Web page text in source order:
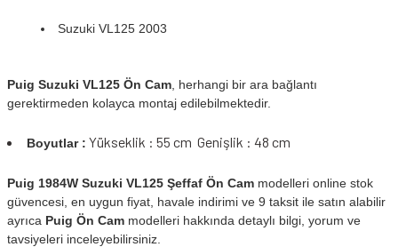
Suzuki VL125 2003
Puig Suzuki VL125 Ön Cam , herhangi bir ara bağlantı
gerektirmeden kolayca montaj edilebilmektedir.
Boyutlar : Yükseklik : 55 cm Genişlik : 48 cm
Puig 1984W Suzuki VL125 Şeffaf Ön Cam modelleri online stok
güvencesi, en uygun fiyat, havale indirimi ve 9 taksit ile satın alabilir
ayrıca Puig Ön Cam modelleri hakkında detaylı bilgi, yorum ve
tavsiyeleri inceleyebilirsiniz.